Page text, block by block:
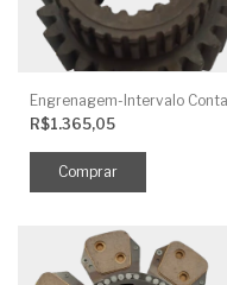
R$1.365,05